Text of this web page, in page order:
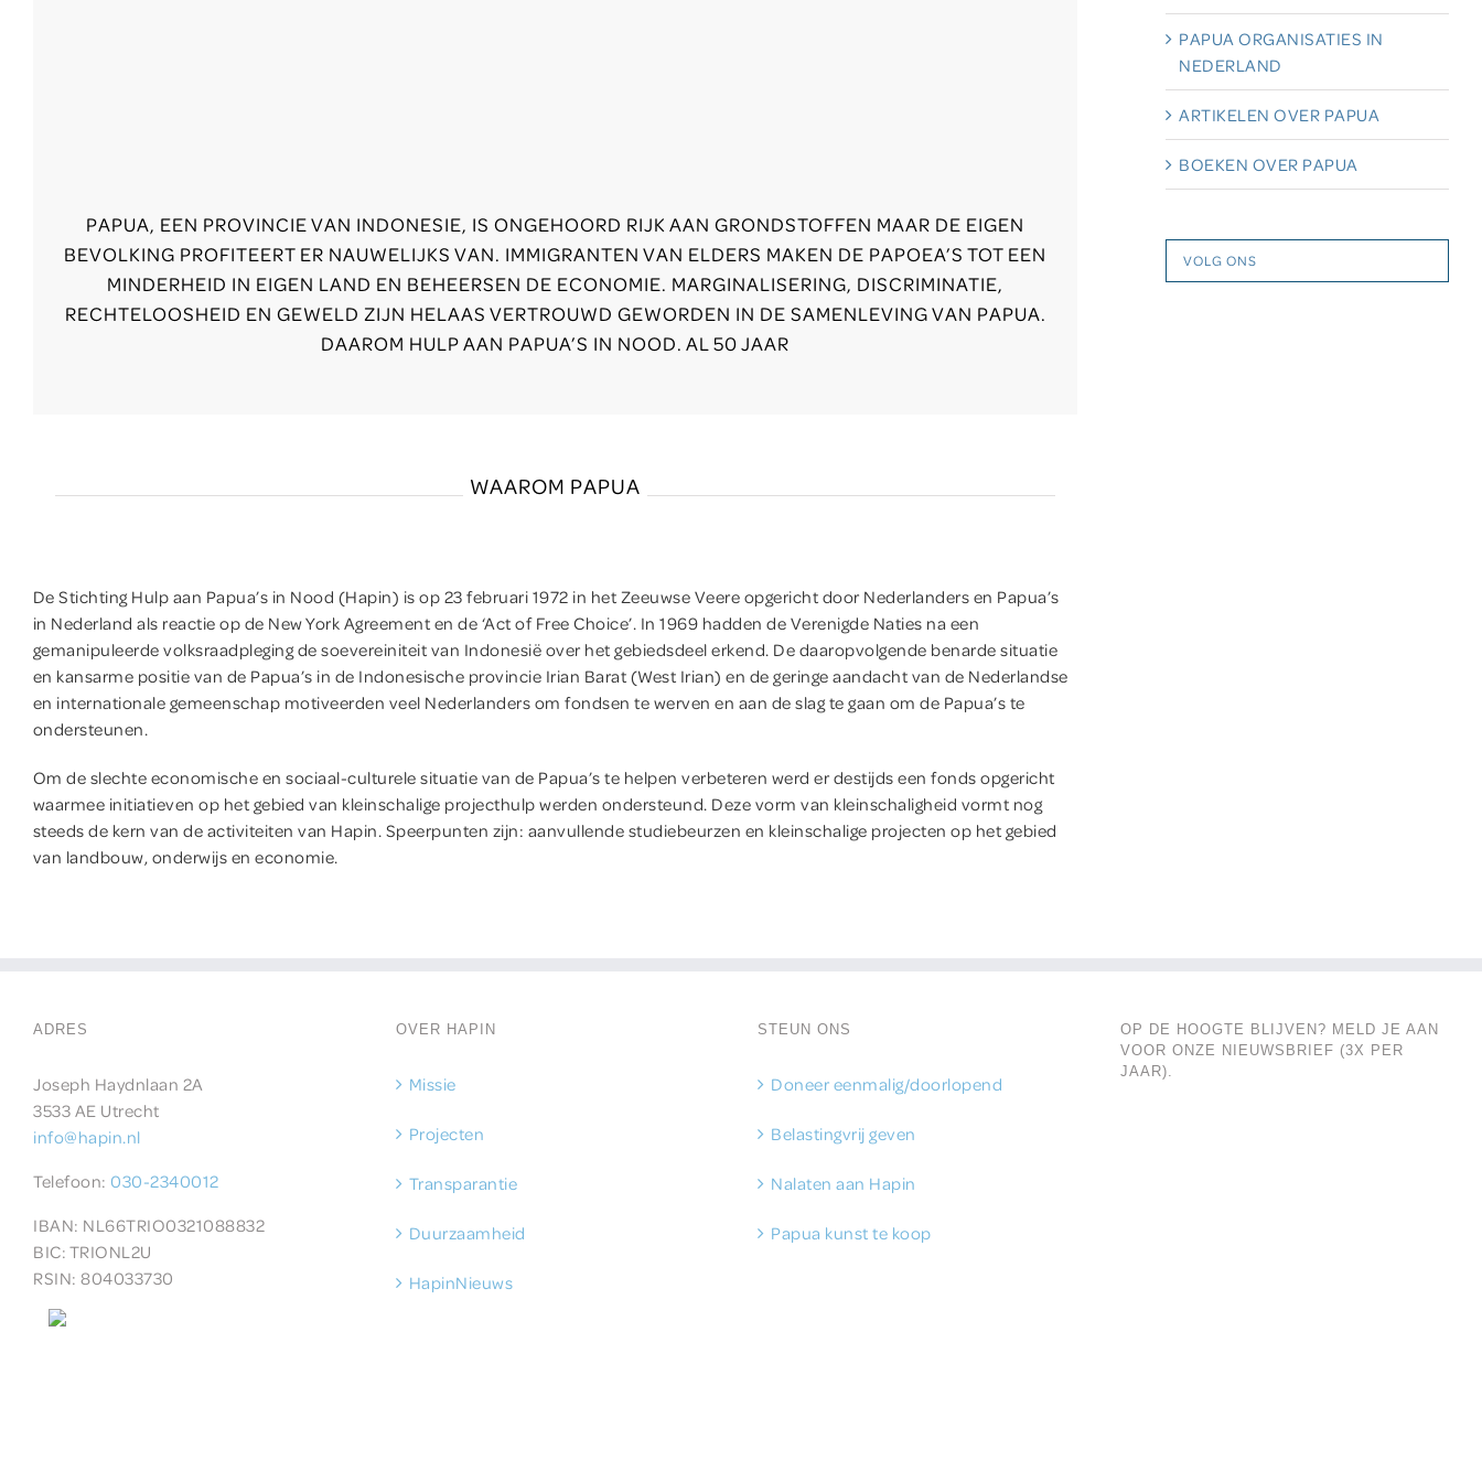
PAPUA, EEN PROVINCIE VAN INDONESIE, IS ONGEHOORD RIJK AAN GRONDSTOFFEN MAAR DE EIGEN
BEVOLKING PROFITEERT ER NAUWELIJKS VAN. IMMIGRANTEN VAN ELDERS MAKEN DE PAPOEA’S TOT EEN
MINDERHEID IN EIGEN LAND EN BEHEERSEN DE ECONOMIE. MARGINALISERING, DISCRIMINATIE,
RECHTELOOSHEID EN GEWELD ZIJN HELAAS VERTROUWD GEWORDEN IN DE SAMENLEVING VAN PAPUA.
DAAROM HULP AAN PAPUA’S IN NOOD. AL 50 JAAR
WAAROM PAPUA
De Stichting Hulp aan Papua’s in Nood (Hapin) is op 23 februari 1972 in het Zeeuwse Veere opgericht door Nederlanders en Papua’s
in Nederland als reactie op de New York Agreement en de ‘Act of Free Choice’. In 1969 hadden de Verenigde Naties na een
gemanipuleerde volksraadpleging de soevereiniteit van Indonesië over het gebiedsdeel erkend. De daaropvolgende benarde situatie
en kansarme positie van de Papua’s in de Indonesische provincie Irian Barat (West Irian) en de geringe aandacht van de Nederlandse
en internationale gemeenschap motiveerden veel Nederlanders om fondsen te werven en aan de slag te gaan om de Papua’s te
ondersteunen.
Om de slechte economische en sociaal-culturele situatie van de Papua’s te helpen verbeteren werd er destijds een fonds opgericht
waarmee initiatieven op het gebied van kleinschalige projecthulp werden ondersteund. Deze vorm van kleinschaligheid vormt nog
steeds de kern van de activiteiten van Hapin. Speerpunten zijn: aanvullende studiebeurzen en kleinschalige projecten op het gebied
van landbouw, onderwijs en economie.
PAPUA ORGANISATIES IN
NEDERLAND
ARTIKELEN OVER PAPUA
BOEKEN OVER PAPUA
VOLG ONS
ADRES
Joseph Haydnlaan 2A
3533 AE Utrecht
info@hapin.nl
Telefoon: 030-2340012
IBAN: NL66TRIO0321088832
BIC: TRIONL2U
RSIN: 804033730
OVER HAPIN
Missie
Projecten
Transparantie
Duurzaamheid
HapinNieuws
STEUN ONS
Doneer eenmalig/doorlopend
Belastingvrij geven
Nalaten aan Hapin
Papua kunst te koop
OP DE HOOGTE BLIJVEN? MELD JE AAN
VOOR ONZE NIEUWSBRIEF (3X PER
JAAR).